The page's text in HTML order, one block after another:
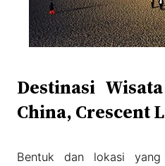
Destinasi
China, Crescent
Bentuk dan lokasi